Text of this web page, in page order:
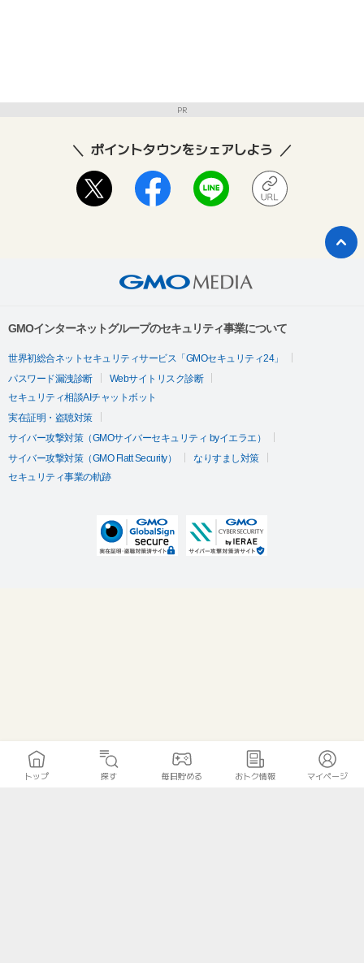
PR
ポイントタウンをシェアしよう
GMOインターネットグループのセキュリティ事業について
世界初総合ネットセキュリティサービス「GMOセキュリティ24」
パスワード漏洩診断
Webサイトリスク診断
セキュリティ相談AIチャットボット
実在証明・盗聴対策
サイバー攻撃対策（GMOサイバーセキュリティ byイエラエ）
サイバー攻撃対策（GMO Flatt Security）
なりすまし対策
セキュリティ事業の軌跡
トップ 探す 毎日貯める おトク情報 マイページ